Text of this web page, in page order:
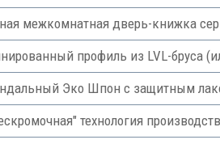
межкомнатная дверь-книжка
профиль из LVL-бруса
Эко Шпон с защитным
технология